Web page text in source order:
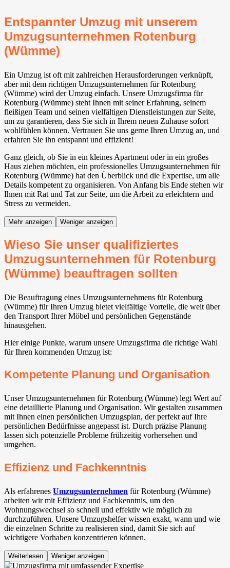
Entspannter Umzug mit unserem
Umzugsunternehmen Rotenburg
(Wümme)
Ein Umzug ist oft mit zahlreichen Herausforderungen verknüpft,
aber mit dem richtigen Umzugsunternehmen für Rotenburg
(Wümme) wird der Umzug einfach. Unsere Umzugsfirma für
Rotenburg (Wümme) steht Ihnen mit seiner Erfahrung, seinem
fleißigen Team und seinen vielfältigen Dienstleistungen zur Seite,
um zu garantieren, dass Sie sich in Ihrem neuen Zuhause sofort
wohlfühlen können. Vertrauen Sie uns gerne Ihren Umzug an, und
erfahren Sie ihn entspannt und effizient!
Ganz gleich, ob Sie in ein kleines Apartment oder in ein großes
Haus ziehen möchten, ein professionelles Umzugsunternehmen für
Rotenburg (Wümme) hat den Überblick und die Expertise, um alle
Details kompetent zu organisieren. Von Anfang bis Ende stehen wir
Ihnen mit Rat und Tat zur Seite, um die Arbeit zu erleichtern und
Stress zu vermeiden.
Mehr anzeigen Weniger anzeigen
Wieso Sie unser qualifiziertes
Umzugsunternehmen für Rotenburg
(Wümme) beauftragen sollten
Die Beauftragung eines Umzugsunternehmens für Rotenburg
(Wümme) für Ihren Umzug bietet vielfältige Vorteile, die weit über
den Transport Ihrer Möbel und persönlichen Gegenstände
hinausgehen.
Hier einige Punkte, warum unsere Umzugsfirma die richtige Wahl
für Ihren kommenden Umzug ist:
Kompetente Planung und Organisation
Unser Umzugsunternehmen für Rotenburg (Wümme) legt Wert auf
eine detaillierte Planung und Organisation. Wir gestalten zusammen
mit Ihnen einen persönlichen Umzugsplan, der perfekt auf Ihre
persönlichen Bedürfnisse angepasst ist. Durch präzise Planung
lassen sich potenzielle Probleme frühzeitig vorhersehen und
umgehen.
Effizienz und Fachkenntnis
Als erfahrenes Umzugsunternehmen für Rotenburg (Wümme)
arbeiten wir mit Effizienz und Fachkenntnis, um den
Wohnungswechsel so schnell und effektiv wie möglich zu
durchzuführen. Unsere Umzugshelfer wissen exakt, wann und wie
die einzelnen Schritte zu realisieren sind, damit Sie sich auf
wichtigere Vorhaben konzentrieren können.
Weiterlesen Weniger anzeigen